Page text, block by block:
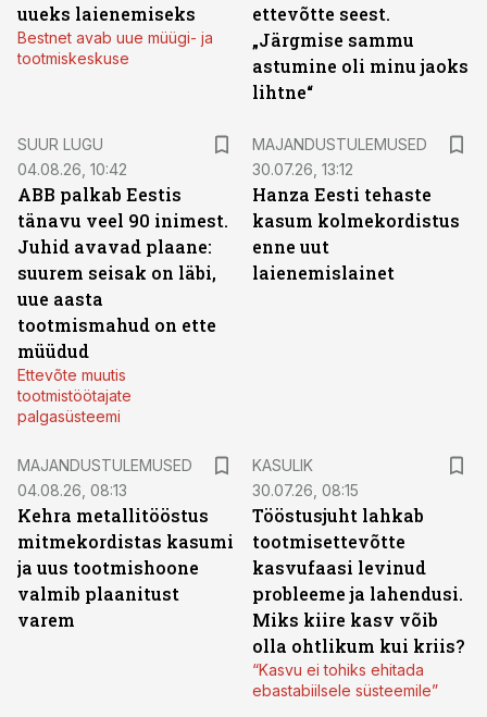
uueks laienemiseks
Bestnet avab uue müügi- ja
tootmiskeskuse
ettevõtte seest.
„Järgmise sammu
astumine oli minu jaoks
lihtne“
SUUR LUGU
04.08.26, 10:42
ABB palkab Eestis
tänavu veel 90 inimest.
Juhid avavad plaane:
suurem seisak on läbi,
uue aasta
tootmismahud on ette
müüdud
Ettevõte muutis
tootmistöötajate
palgasüsteemi
MAJANDUSTULEMUSED
30.07.26, 13:12
Hanza Eesti tehaste
kasum kolmekordistus
enne uut
laienemislainet
MAJANDUSTULEMUSED
04.08.26, 08:13
Kehra metallitööstus
mitmekordistas kasumi
ja uus tootmishoone
valmib plaanitust
varem
KASULIK
30.07.26, 08:15
Tööstusjuht lahkab
tootmisettevõtte
kasvufaasi levinud
probleeme ja lahendusi.
Miks kiire kasv võib
olla ohtlikum kui kriis?
“Kasvu ei tohiks ehitada
ebastabiilsele süsteemile”